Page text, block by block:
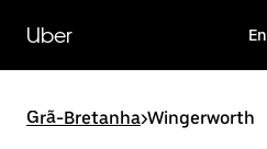
para
conteúdo
Uber
Grã-Bretanha>Wingerworth